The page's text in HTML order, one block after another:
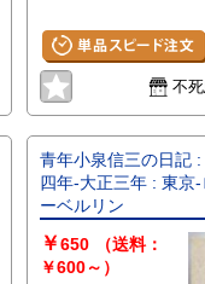
めの点シミがあります
不
青年小泉信三の日記
四年-大正三年 : 東京-
ーベルリン
￥650
（送料：
￥600～）